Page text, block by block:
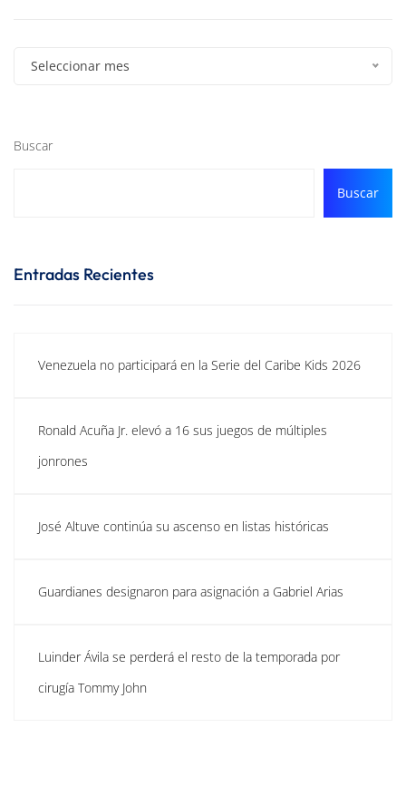
Seleccionar mes
Buscar
Buscar
Entradas Recientes
Venezuela no participará en la Serie del Caribe Kids 2026
Ronald Acuña Jr. elevó a 16 sus juegos de múltiples
jonrones
José Altuve continúa su ascenso en listas históricas
Guardianes designaron para asignación a Gabriel Arias
Luinder Ávila se perderá el resto de la temporada por
cirugía Tommy John